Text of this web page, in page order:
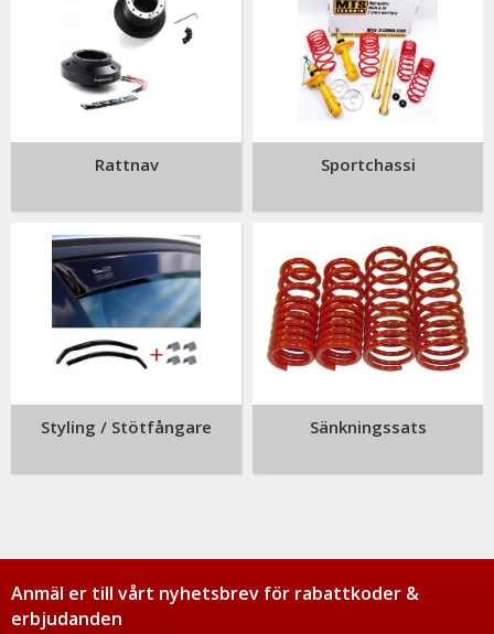
Rattnav Sportchassi
Styling / Stötfångare Sänkningssats
Anmäl er till vårt nyhetsbrev för rabattkoder &
erbjudanden